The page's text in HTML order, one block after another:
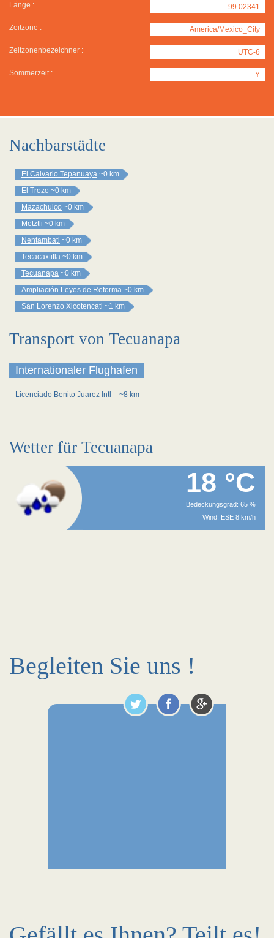
Länge : -99.02341
Zeitzone : America/Mexico_City
Zeitzonenbezeichner : UTC-6
Sommerzeit : Y
Nachbarstädte
El Calvario Tepanuaya ~0 km
El Trozo ~0 km
Mazachulco ~0 km
Metztli ~0 km
Nentambati ~0 km
Tecacaxtitla ~0 km
Tecuanapa ~0 km
Ampliación Leyes de Reforma ~0 km
San Lorenzo Xicotencatl ~1 km
Transport von Tecuanapa
Internationaler Flughafen
Licenciado Benito Juarez Intl ~8 km
Wetter für Tecuanapa
18 °C
Bedeckungsgrad: 65 %
Wind: ESE 8 km/h
Begleiten Sie uns !